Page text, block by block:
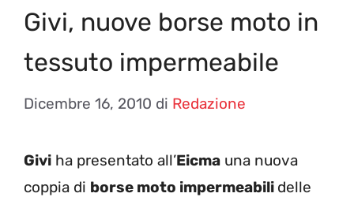
Givi, nuove borse moto in
tessuto impermeabile
Dicembre 16, 2010 di Redazione
Givi ha presentato all’Eicma una nuova
coppia di borse moto impermeabili delle